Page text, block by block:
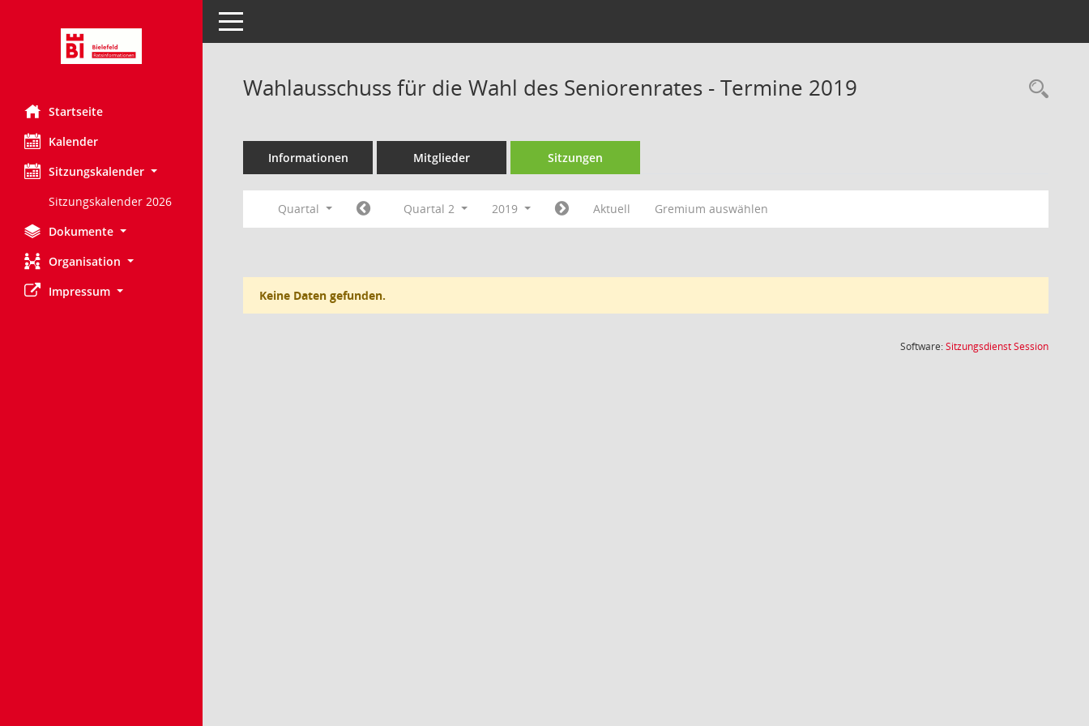
Startseite
Kalender
Sitzungskalender
Sitzungskalender 2026
Dokumente
Organisation
Impressum
Toggle navigation
Wahlausschuss für die Wahl des Seniorenrates - Termine 2019
Informationen Mitglieder Sitzungen
Quartal Quartal 2 2019 Aktuell Gremium auswählen
Keine Daten gefunden.
Software:SitzungsdienstSession(Wird in